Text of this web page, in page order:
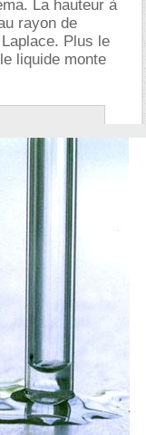
La hauteur à
rayon de
Plus le
liquide monte